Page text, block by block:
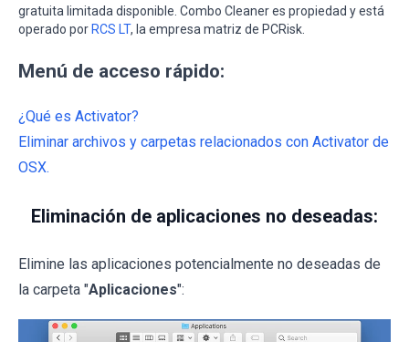
gratuita limitada disponible. Combo Cleaner es propiedad y está
operado por RCS LT, la empresa matriz de PCRisk.
Menú de acceso rápido:
¿Qué es Activator?
Eliminar archivos y carpetas relacionados con Activator de
OSX.
Eliminación de aplicaciones no deseadas:
Elimine las aplicaciones potencialmente no deseadas de
la carpeta "Aplicaciones":